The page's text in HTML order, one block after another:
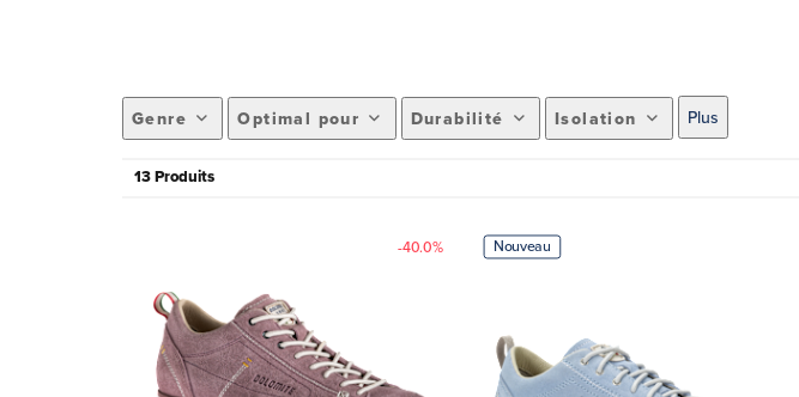
Genre Optimal pour Durabilité Isolation Plus
13 Produits
-40.0% Nouveau